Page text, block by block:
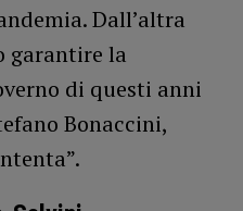
Dall’altra
garantire la
di questi anni
Bonaccini,